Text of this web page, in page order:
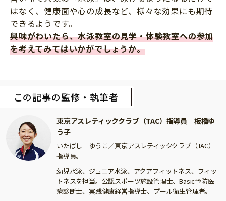
はなく、健康面や心の成長など、様々な効果にも期待
できるようです。
興味がわいたら、水泳教室の見学・体験教室への参加
を考えてみてはいかがでしょうか。
この記事の監修・執筆者
東京アスレティッククラブ（TAC）指導員 板橋ゆ
う子
いたばし ゆうこ／東京アスレティッククラブ（TAC）
指導員。
幼児水泳、ジュニア水泳、アクアフィットネス、フィッ
トネスを担当。公認スポーツ施設管理士、Basic予防医
療診断士、実践健康経営指導士、プール衛生管理者。